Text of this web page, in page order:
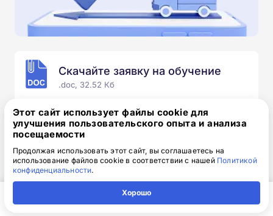
Скачайте заявку на обучение
.doc, 32.52 Кб
Скачайте шаблон, заполните и отправьте по
электронной почтеinfo@1-academy.ru
Обязательно укажите контактный номер телефон.
Наш специалист свяжется с вами и утонит все
детали.
Этот сайт использует файлы cookie для
улучшения пользовательского опыта и анализа
посещаемости
Продолжая использовать этот сайт, вы соглашаетесь на
использование файлов cookie в соответствии с нашей Политикой
конфиденциальности.
Хорошо